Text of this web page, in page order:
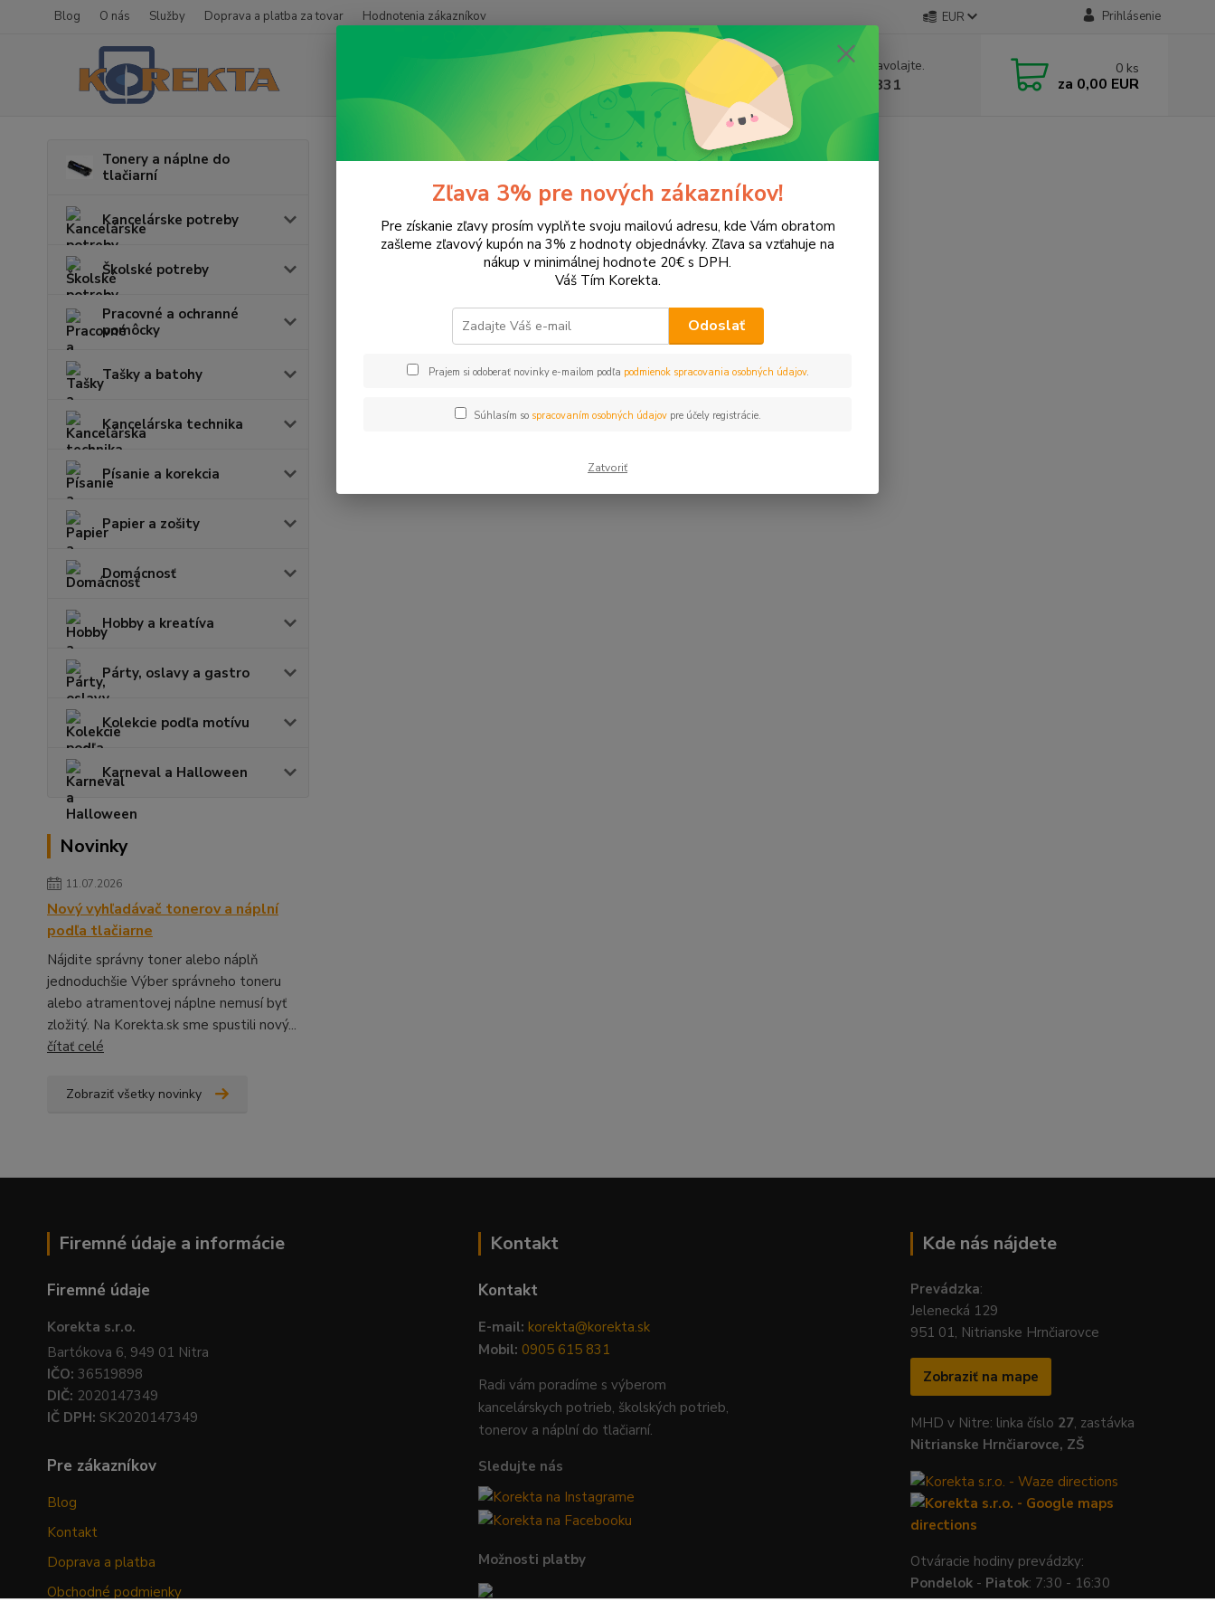
Blog O nás Služby Doprava a platba za tovar Hodnotenia zákazníkov EUR Prihlásenie
Neviete si rady? Zavolajte.
+421 905 615 831
0 ks
za 0,00 EUR
Tonery a náplne do
tlačiarní
Kancelárske potreby
Školské potreby
Pracovné a ochranné
pomôcky
Tašky a batohy
Kancelárska technika
Písanie a korekcia
Papier a zošity
Domácnosť
Hobby a kreatíva
Párty, oslavy a gastro
Kolekcie podľa motívu
Karneval a Halloween
Novinky
11.07.2026
Nový vyhľadávač tonerov a náplní
podľa tlačiarne
Nájdite správny toner alebo náplň
jednoduchšie Výber správneho toneru
alebo atramentovej náplne nemusí byť
zložitý. Na Korekta.sk sme spustili nový...
čítať celé
Zobraziť všetky novinky
Tonery a náplne do tlačiarní SAMSUNG SCX-4521
SCX-4521
V tejto kategórii nebol nájdený žiadny tovar.
Firemné údaje a informácie
Firemné údaje
Korekta s.r.o.
Bartókova 6, 949 01 Nitra
IČO: 36519898
DIČ: 2020147349
IČ DPH: SK2020147349
Pre zákazníkov
Blog
Kontakt
Doprava a platba
Obchodné podmienky
Kontakt
Kontakt
E-mail: korekta@korekta.sk
Mobil: 0905 615 831
Radi vám poradíme s výberom
kancelárskych potrieb, školských potrieb,
tonerov a náplní do tlačiarní.
Sledujte nás
Možnosti platby
Kde nás nájdete
Prevádzka:
Jelenecká 129
951 01, Nitrianske Hrnčiarovce
Zobraziť na mape
MHD v Nitre: linka číslo 27, zastávka
Nitrianske Hrnčiarovce, ZŠ
Otváracie hodiny prevádzky:
Pondelok - Piatok: 7:30 - 16:30
Zľava 3% pre nových zákazníkov!
Pre získanie zľavy prosím vyplňte svoju mailovú adresu, kde Vám obratom
zašleme zľavový kupón na 3% z hodnoty objednávky. Zľava sa vzťahuje na
nákup v minimálnej hodnote 20€ s DPH.
Váš Tím Korekta.
Odoslať
Prajem si odoberať novinky e-mailom podľa podmienok spracovania osobných údajov.
Súhlasím so spracovaním osobných údajovpre účely registrácie.
Zatvoriť